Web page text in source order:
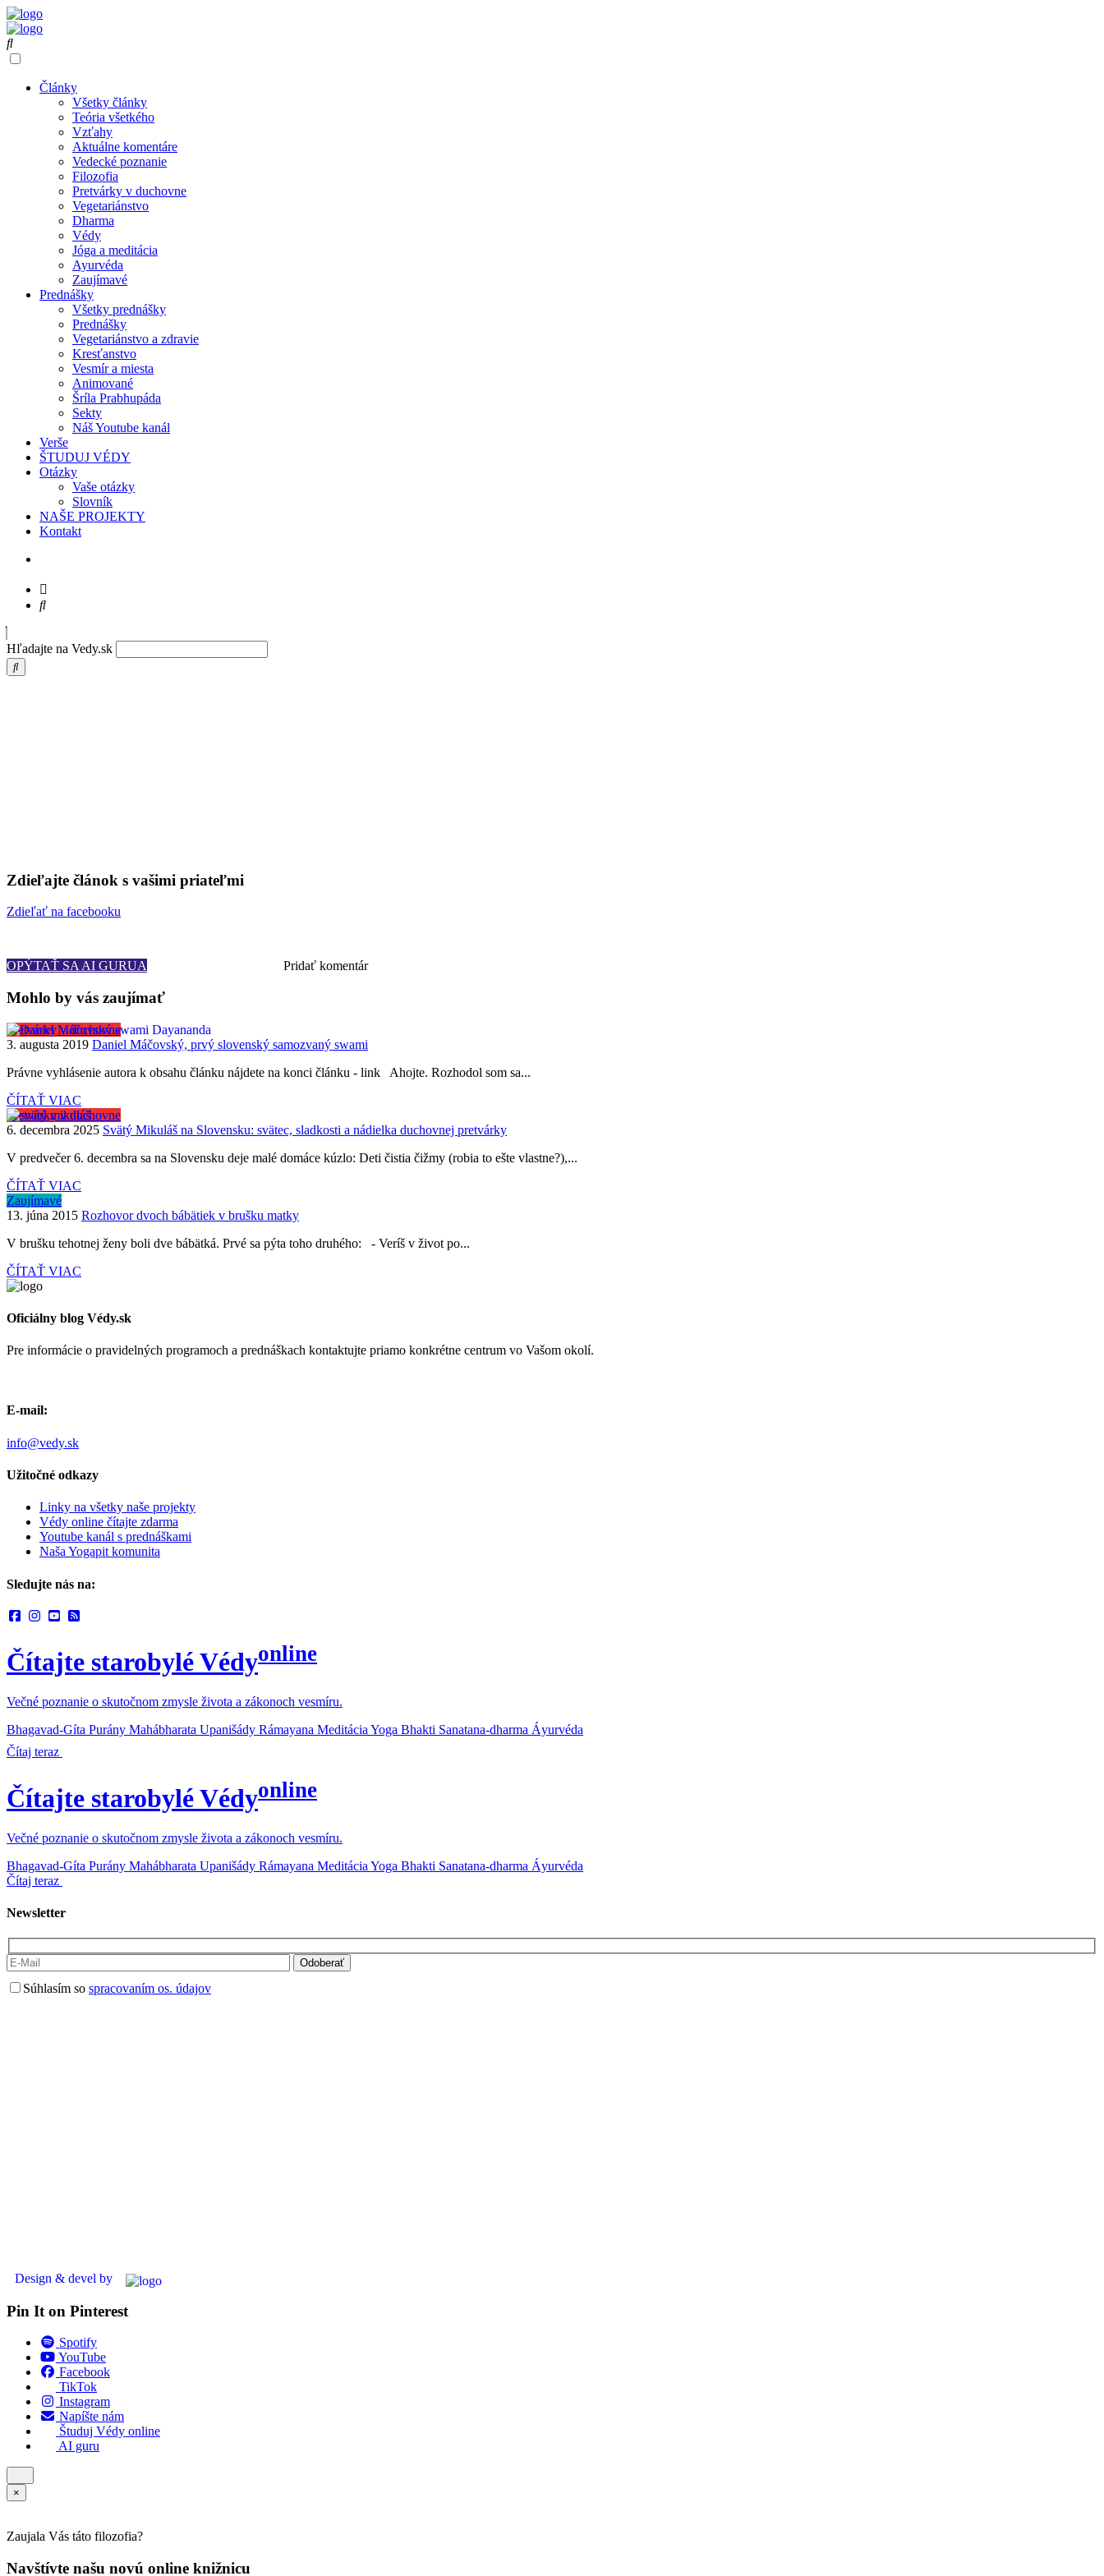
Články
Všetky články
Teória všetkého
Vzťahy
Aktuálne komentáre
Vedecké poznanie
Filozofia
Pretvárky v duchovne
Vegetariánstvo
Dharma
Védy
Jóga a meditácia
Ayurvéda
Zaujímavé
Prednášky
Všetky prednášky
Prednášky
Vegetariánstvo a zdravie
Kresťanstvo
Vesmír a miesta
Animované
Šríla Prabhupáda
Sekty
Náš Youtube kanál
Verše
ŠTUDUJ VÉDY
Otázky
Vaše otázky
Slovník
NAŠE PROJEKTY
Kontakt
Hľadajte na Vedy.sk
Zdieľajte článok s vašimi priateľmi
Zdieľať na facebooku
OPÝTAŤ SA AI GURUA Pridať komentár
Mohlo by vás zaujímať
Pretvárky v duchovne
3. augusta 2019 Daniel Máčovský, prvý slovenský samozvaný swami
Právne vyhlásenie autora k obsahu článku nájdete na konci článku - link Ahojte. Rozhodol som sa...
ČÍTAŤ VIAC
Pretvárky v duchovne
6. decembra 2025 Svätý Mikuláš na Slovensku: svätec, sladkosti a nádielka duchovnej pretvárky
V predvečer 6. decembra sa na Slovensku deje malé domáce kúzlo: Deti čistia čižmy (robia to ešte vlastne?),...
ČÍTAŤ VIAC
Zaujímavé
13. júna 2015 Rozhovor dvoch bábätiek v brušku matky
V brušku tehotnej ženy boli dve bábätká. Prvé sa pýta toho druhého: - Veríš v život po...
ČÍTAŤ VIAC
Oficiálny blog Védy.sk
Pre informácie o pravidelných programoch a prednáškach kontaktujte priamo konkrétne centrum vo Vašom okolí.
E-mail:
info@vedy.sk
Užitočné odkazy
Linky na všetky naše projekty
Védy online čítajte zdarma
Youtube kanál s prednáškami
Naša Yogapit komunita
Sledujte nás na:
Čítajte starobylé Védyonline
Večné poznanie o skutočnom zmysle života a zákonoch vesmíru.
Bhagavad-Gíta Purány Mahábharata Upanišády Rámayana Meditácia Yoga Bhakti Sanatana-dharma Áyurvéda
Čítaj teraz
Čítajte starobylé Védyonline
Večné poznanie o skutočnom zmysle života a zákonoch vesmíru.
Bhagavad-Gíta Purány Mahábharata Upanišády Rámayana Meditácia Yoga Bhakti Sanatana-dharma Áyurvéda
Čítaj teraz
Newsletter
Súhlasím so spracovaním os. údajov
Design & devel by
Pin It on Pinterest
Spotify
YouTube
Facebook
TikTok
Instagram
Napíšte nám
Študuj Védy online
AI guru
×
Zaujala Vás táto filozofia?
Navštívte našu novú online knižnicu